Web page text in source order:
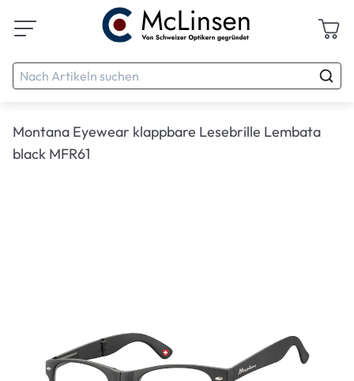
Montana Eyewear klappbare Lesebrille Lembata
black MFR61